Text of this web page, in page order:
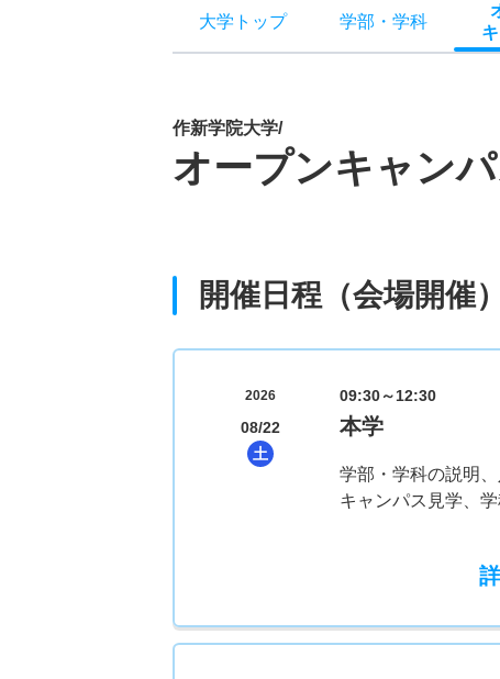
大学トップ 学部 ・ 学科
作新学院大学/
オープンキャン
開催日程（会場開催）
2026
08/22
土
09:30～12:30
本学
学部・学科の説明
キャンパス見学、